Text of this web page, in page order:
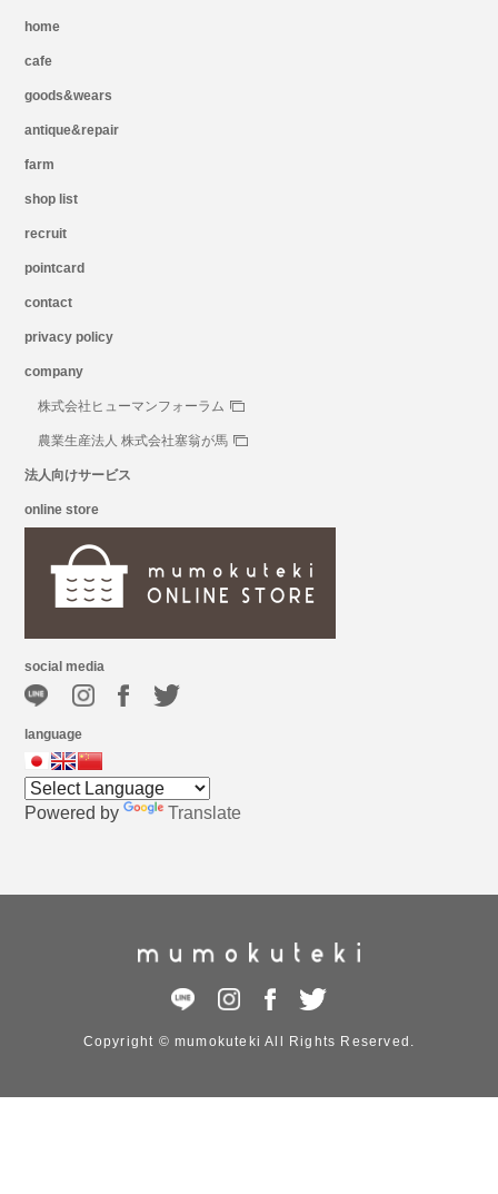
home
cafe
goods&wears
antique&repair
farm
shop list
recruit
pointcard
contact
privacy policy
company
株式会社ヒューマンフォーラム
農業生産法人 株式会社塞翁が馬
法人向けサービス
online store
social media
language
Powered by Translate
Copyright © mumokuteki All Rights Reserved.